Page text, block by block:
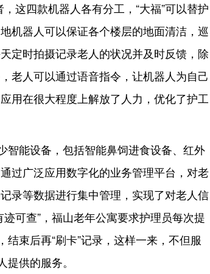
这四款机器人各有分工，“大福”可以替护
机器人可以保证各个楼层的地面清洁，巡
定时拍摄记录老人的状况并及时反馈，除
老人可以通过语音指令，让机器人为自己
用在很大程度上解放了人力，优化了护工
智能设备，包括智能鼻饲进食设备、红外
过广泛应用数字化的业务管理平台，对老
录等数据进行集中管理，实现了对老人信
可查”，福山老年公寓要求护理员每次提
束后再“刷卡”记录，这样一来，不但服
供的服务。